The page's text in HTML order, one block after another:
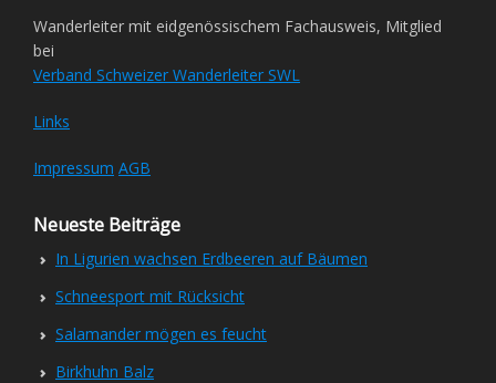
Wanderleiter mit eidgenössischem Fachausweis, Mitglied
bei
Verband Schweizer Wanderleiter SWL
Links
Impressum AGB
Neueste Beiträge
In Ligurien wachsen Erdbeeren auf Bäumen
Schneesport mit Rücksicht
Salamander mögen es feucht
Birkhuhn Balz